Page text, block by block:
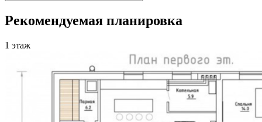
Рекомендуемая планировка
1 этаж